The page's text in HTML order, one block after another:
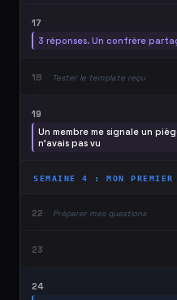
17
3 réponses. Un confrère
18 Tester le template reçu
19
Un membre me signale un
n'avais pas vu
SEMAINE 4 : MON PREMIER
22 Préparer mes questions
23
24